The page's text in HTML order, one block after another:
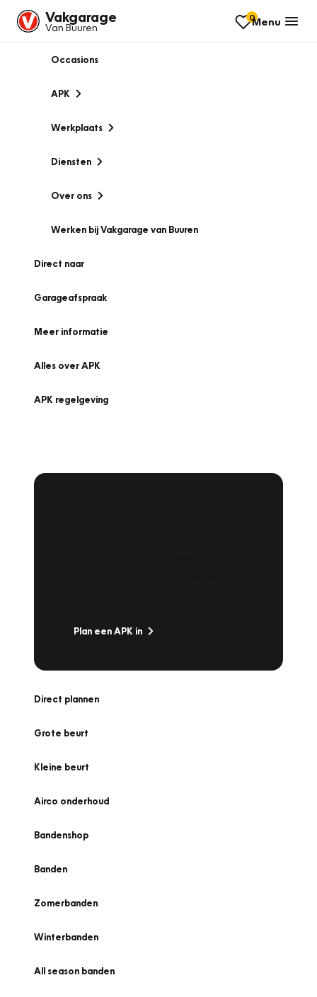
Vakgarage
Van Buuren
0Menu
Occasions
APK
Werkplaats
Diensten
Over ons
Werken bij Vakgarage van Buuren
Direct naar
Garageafspraak
Meer informatie
Alles over APK
APK regelgeving
Plan een APK in
Direct plannen
Grote beurt
Kleine beurt
Airco onderhoud
Bandenshop
Banden
Zomerbanden
Winterbanden
All season banden